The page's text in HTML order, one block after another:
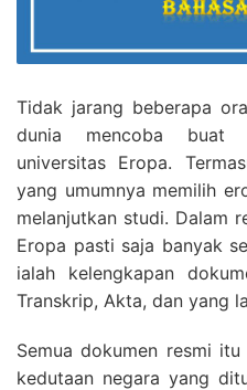
Tidak jarang beberapa
dunia mencoba buat
universitas Eropa.
yang umumnya memilih
melanjutkan studi. Dalam
Eropa pasti saja banyak
ialah kelengkapan
Transkrip, Akta, dan yang
Semua dokumen resmi
kedutaan negara yang